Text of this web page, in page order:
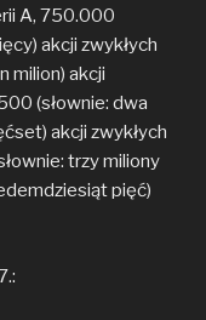
A, 750.000
akcji zwykłych
milion) akcji
(słownie: dwa
akcji zwykłych
trzy miliony
pięć)